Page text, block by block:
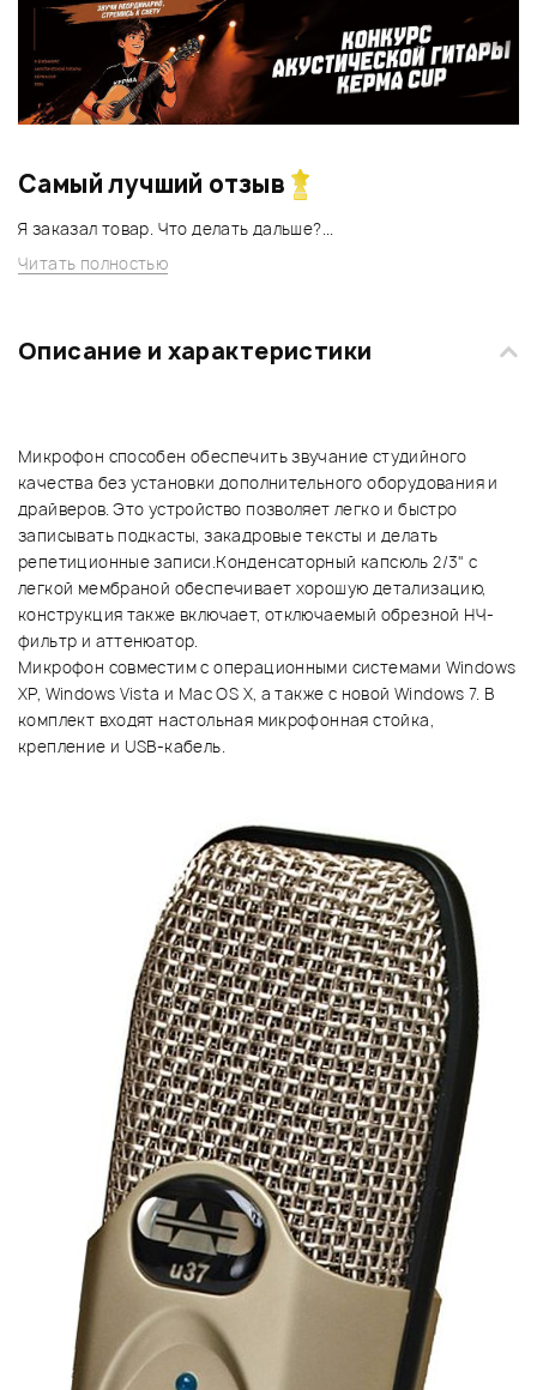
Самый лучший отзыв
Я заказал товар. Что делать дальше?...
Читать полностью
Описание и характеристики
Микрофон способен обеспечить звучание студийного
качества без установки дополнительного оборудования и
драйверов. Это устройство позволяет легко и быстро
записывать подкасты, закадровые тексты и делать
репетиционные записи.Конденсаторный капсюль 2/3" с
легкой мембраной обеспечивает хорошую детализацию,
конструкция также включает, отключаемый обрезной НЧ-
фильтр и аттенюатор.
Микрофон совместим с операционными системами Windows
XP, Windows Vista и Mac OS X, а также с новой Windows 7. В
комплект входят настольная микрофонная стойка,
крепление и USB-кабель.